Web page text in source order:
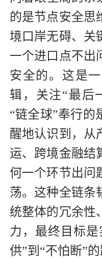
的是节点安全思
境口岸无碍、关
一个进口点不出
安全的。这是
辑，关注“最后
“链全球”奉行的
醒地认识到，从
运、跨境金融结
何一个环节出问
荡。这种全链条
统整体的冗余性
力，最终目标
供”到“不怕断”的